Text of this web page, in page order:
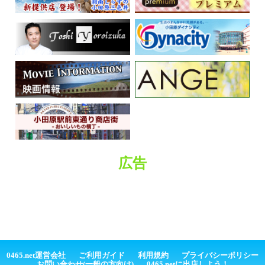
広告
0465.net運営会社 ご利用ガイド 利用規約
プライバシーポリシー